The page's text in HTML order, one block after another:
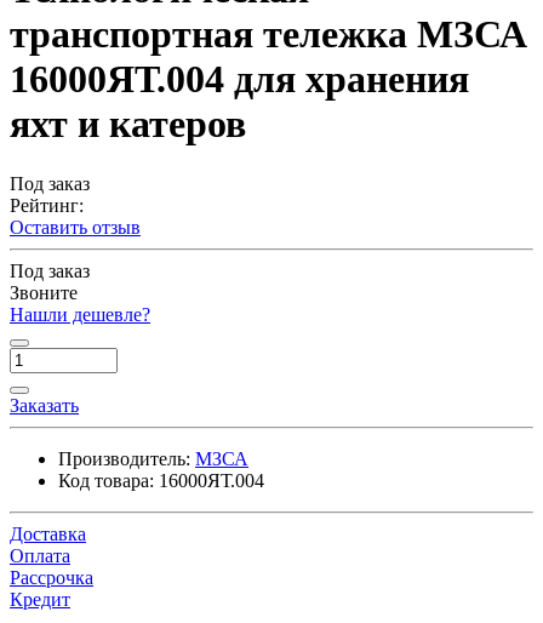
транспортная тележка МЗСА
16000ЯТ.004 для хранения
яхт и катеров
Под заказ
Рейтинг:
Оставить отзыв
Под заказ
Звоните
Нашли дешевле?
Заказать
Производитель: МЗСА
Код товара: 16000ЯТ.004
Доставка
Оплата
Рассрочка
Кредит